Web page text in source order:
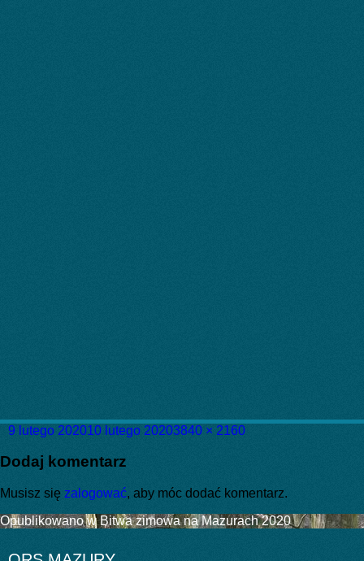
Data
9 lutego 202010 lutego 2020Pełny
3840 × 2160
Dodaj komentarz
Musisz się zalogować, aby móc dodać komentarz.
Nawigacja
Opublikowano wBitwa zimowa na Mazurach 2020